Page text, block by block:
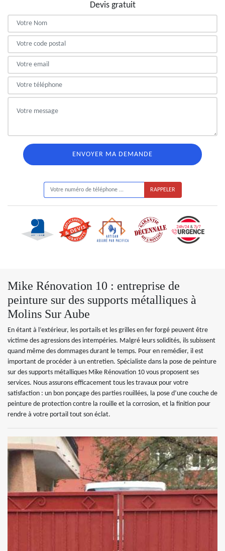
Devis gratuit
Mike Rénovation 10 : entreprise de
peinture sur des supports métalliques à
Molins Sur Aube
En étant à l’extérieur, les portails et les grilles en fer forgé peuvent être
victime des agressions des intempéries. Malgré leurs solidités, ils subissent
quand même des dommages durant le temps. Pour en remédier, il est
important de procéder à un entretien. Spécialiste dans la pose de peinture
sur des supports métalliques Mike Rénovation 10 vous proposent ses
services. Nous assurons efficacement tous les travaux pour votre
satisfaction : un bon ponçage des parties rouillées, la pose d’une couche de
peinture de protection contre la rouille et la corrosion, et la finition pour
rendre à votre portail tout son éclat.